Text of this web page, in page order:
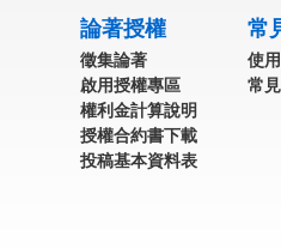
論著授權
徵集論著
啟用授權專區
權利金計算說明
授權合約書下載
投稿基本資料表
常
使
常